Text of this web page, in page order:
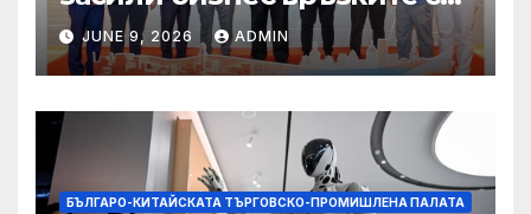
със Саудитска Арабия
JUNE 9, 2026 ADMIN
БЪЛГАРО-КИТАЙСКАТА ТЪРГОВСКО-ПРОМИШЛЕНА ПАЛАТА